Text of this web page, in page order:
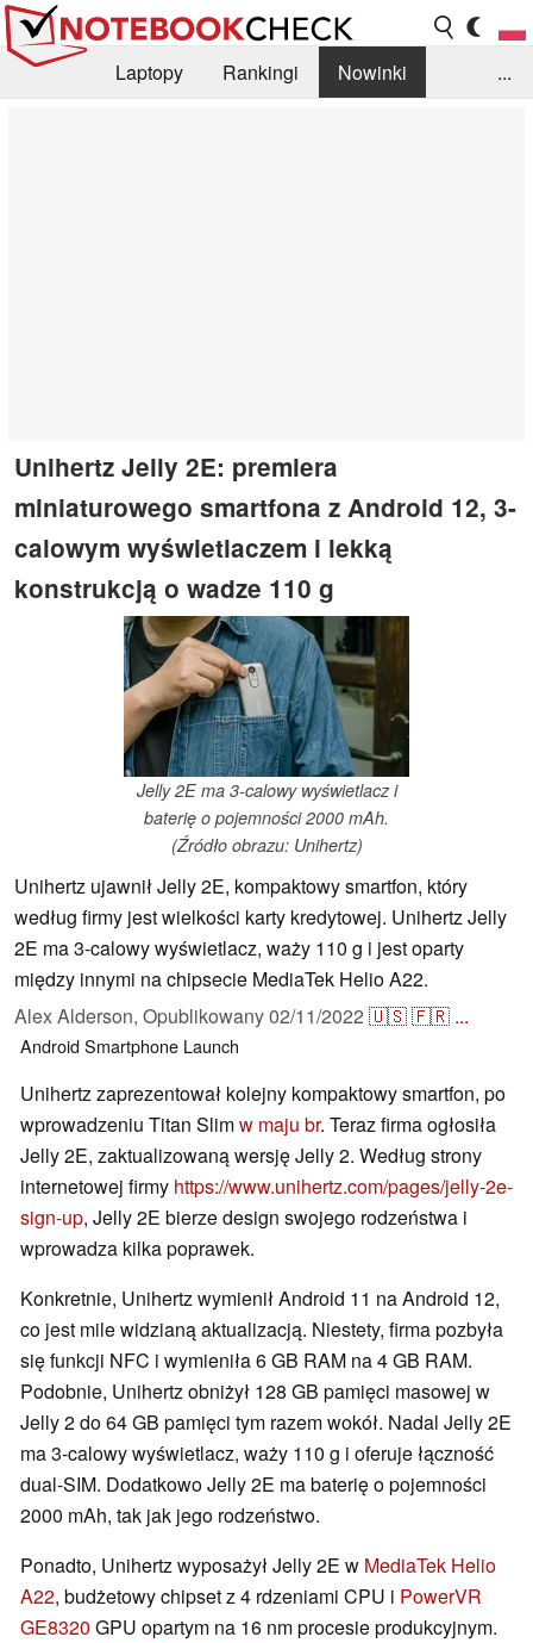
Laptopy Rankingi
Nowinki
...
Unihertz Jelly 2E: premiera
miniaturowego smartfona z Android 12, 3-
calowym wyświetlaczem i lekką
konstrukcją o wadze 110 g
Jelly 2E ma 3-calowy wyświetlacz i
baterię o pojemności 2000 mAh.
(Źródło obrazu: Unihertz)
Unihertz ujawnił Jelly 2E, kompaktowy smartfon, który
według firmy jest wielkości karty kredytowej. Unihertz Jelly
2E ma 3-calowy wyświetlacz, waży 110 g i jest oparty
między innymi na chipsecie MediaTek Helio A22.
Alex Alderson, Opublikowany02/11/2022 🇺🇸🇫🇷 ...
AndroidSmartphone Launch
Unihertz zaprezentował kolejny kompaktowy smartfon, po
wprowadzeniu Titan Slimw maju br. Teraz firma ogłosiła
Jelly 2E, zaktualizowaną wersję Jelly 2. Według strony
internetowej firmy https://www.unihertz.com/pages/jelly-2e-
sign-up, Jelly 2E bierze design swojego rodzeństwa i
wprowadza kilka poprawek.
Konkretnie, Unihertz wymienił Android 11 na Android 12,
co jest mile widzianą aktualizacją. Niestety, firma pozbyła
się funkcji NFC i wymieniła 6 GB RAM na 4 GB RAM.
Podobnie, Unihertz obniżył 128 GB pamięci masowej w
Jelly 2 do 64 GB pamięci tym razem wokół. Nadal Jelly 2E
ma 3-calowy wyświetlacz, waży 110 g i oferuje łączność
dual-SIM. Dodatkowo Jelly 2E ma baterię o pojemności
2000 mAh, tak jak jego rodzeństwo.
Ponadto, Unihertz wyposażył Jelly 2E w MediaTek Helio
A22, budżetowy chipset z 4 rdzeniami CPU i PowerVR
GE8320 GPU opartym na 16 nm procesie produkcyjnym.